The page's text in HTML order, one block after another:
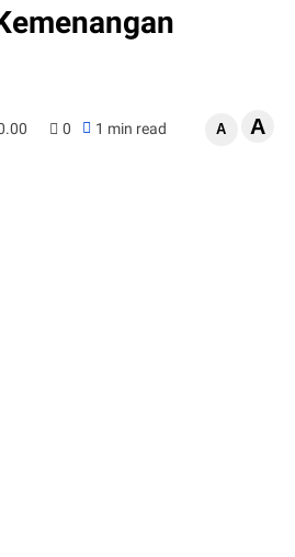
0 1 min read A A